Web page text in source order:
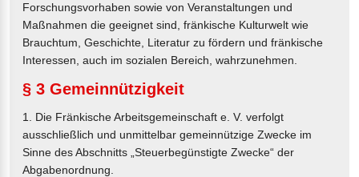
Forschungsvorhaben sowie von Veranstaltungen und
Maßnahmen die geeignet sind, fränkische Kulturwelt wie
Brauchtum, Geschichte, Literatur zu fördern und fränkische
Interessen, auch im sozialen Bereich, wahrzunehmen.
§ 3 Gemeinnützigkeit
1. Die Fränkische Arbeitsgemeinschaft e. V. verfolgt
ausschließlich und unmittelbar gemeinnützige Zwecke im
Sinne des Abschnitts „Steuerbegünstigte Zwecke“ der
Abgabenordnung.